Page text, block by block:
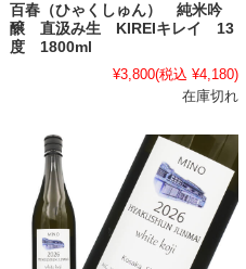
百春（ひゃくしゅん） 純米吟
醸 直汲み生 KIREIキレイ 13
度 1800ml
¥3,800(税込 ¥4,180)
在庫切れ